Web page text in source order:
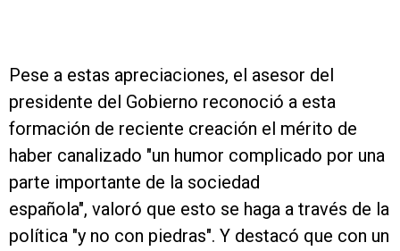
Pese a estas apreciaciones, el asesor del
presidente del Gobierno reconoció a esta
formación de reciente creación el mérito de
haber canalizado "un humor complicado por una
parte importante de la sociedad
española", valoró que esto se haga a través de la
política "y no con piedras". Y destacó que con un